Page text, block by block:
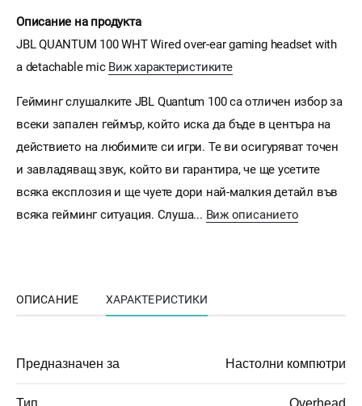
Описание на продукта
JBL QUANTUM 100 WHT Wired over-ear gaming headset with
a detachable mic Виж характеристиките
Гейминг слушалките JBL Quantum 100 са отличен избор за
всеки запален геймър, който иска да бъде в центъра на
действието на любимите си игри. Те ви осигуряват точен
и завладяващ звук, който ви гарантира, че ще усетите
всяка експлозия и ще чуете дори най-малкия детайл във
всяка гейминг ситуация. Слуша... Виж описанието
ОПИСАНИЕ ХАРАКТЕРИСТИКИ
Предназначен за Настолни компютри